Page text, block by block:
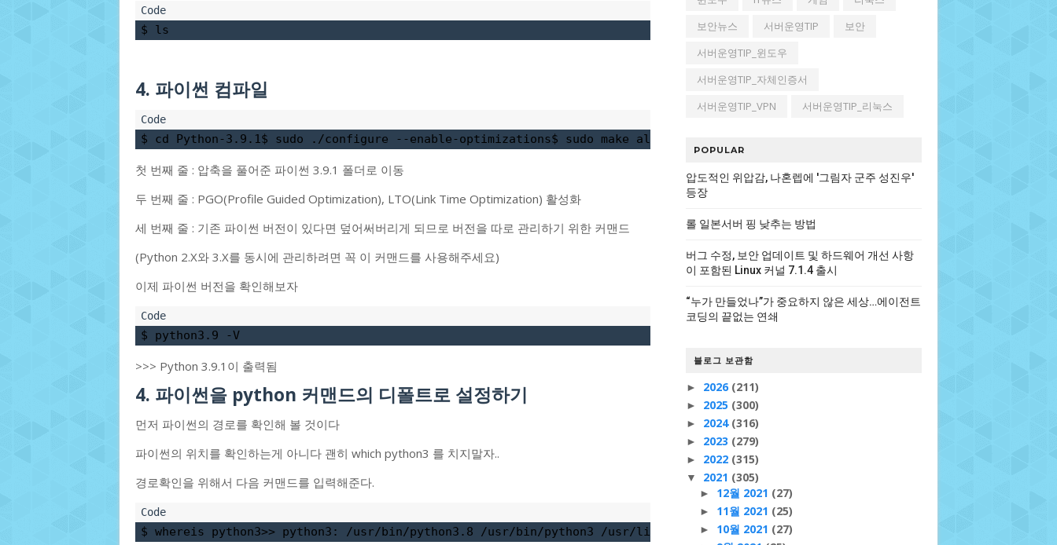
$ ls
4. 파이썬 컴파일
$ cd Python-3.9.1$ sudo ./configure --enable-optimizations$ sudo make altinstall
첫 번째 줄 : 압축을 풀어준 파이썬 3.9.1 폴더로 이동
두 번째 줄 : PGO(Profile Guided Optimization), LTO(Link Time Optimization) 활성화
세 번째 줄 : 기존 파이썬 버전이 있다면 덮어써버리게 되므로 버전을 따로 관리하기 위한 커맨드
(Python 2.X와 3.X를 동시에 관리하려면 꼭 이 커맨드를 사용해주세요)
이제 파이썬 버전을 확인해보자
$ python3.9 -V
>>> Python 3.9.1이 출력됨
4. 파이썬을 python 커맨드의 디폴트로 설정하기
먼저 파이썬의 경로를 확인해 볼 것이다
파이썬의 위치를 확인하는게 아니다 괜히 which python3 를 치지말자..
경로확인을 위해서 다음 커맨드를 입력해준다.
$ whereis python3>> python3: /usr/bin/python3.8 /usr/bin/python3 /usr/lib/python3.8 /usr/lib/python3 /usr/lib/python3.9 /etc/
보안뉴스
서버운영TIP
보안
서버운영TIP_윈도우
서버운영TIP_자체인증서
서버운영TIP_VPN
서버운영TIP_리눅스
POPULAR
압도적인 위압감, 나혼렙에 '그림자 군주 성진우'
등장
롤 일본서버 핑 낮추는 방법
버그 수정, 보안 업데이트 및 하드웨어 개선 사항
이 포함된 Linux 커널 7.1.4 출시
“누가 만들었나”가 중요하지 않은 세상…에이전트
코딩의 끝없는 연쇄
블로그 보관함
► 2026 (211)
► 2025 (300)
► 2024 (316)
► 2023 (279)
► 2022 (315)
▼ 2021 (305)
► 12월 2021 (27)
► 11월 2021 (25)
► 10월 2021 (27)